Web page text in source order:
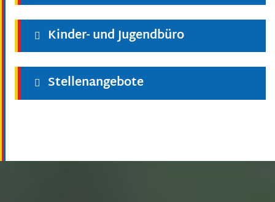
Kinder- und Jugendbüro
Stellenangebote